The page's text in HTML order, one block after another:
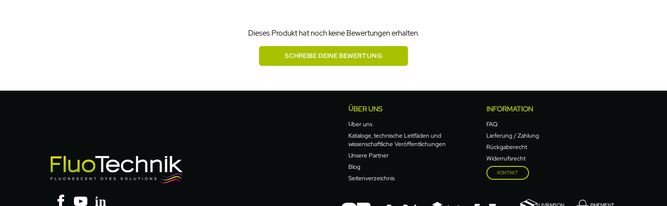
Dieses Produkt hat noch keine Bewertungen erhalten.
SCHREIBE DEINE BEWERTUNG
ÜBER UNS
Über uns
Kataloge, technische Leitfäden und
wissenschaftliche Veröffentlichungen
Unsere Partner
Blog
Seitenverzeichnis
INFORMATION
FAQ
Lieferung / Zahlung
Rückgaberecht
Widerrufsrecht
KONTAKT